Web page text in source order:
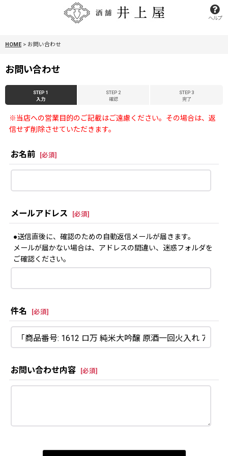
ヘルプ
HOME > お問い合わせ
お問い合わせ
STEP 1
入力
STEP 2
確認
STEP 3
完了
※当店への営業目的のご記載はご遠慮ください。その場合は、返
信せず削除させていただきます。
お名前 [必須]
メールアドレス [必須]
●送信直後に、確認のための自動返信メールが届きます。
メールが届かない場合は、アドレスの間違い、迷惑フォルダを
ご確認ください。
件名 [必須]
お問い合わせ内容 [必須]